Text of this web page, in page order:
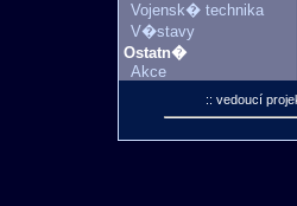
Vojensk� technika
V�stavy
Ostatn�
Akce
:: vedoucí